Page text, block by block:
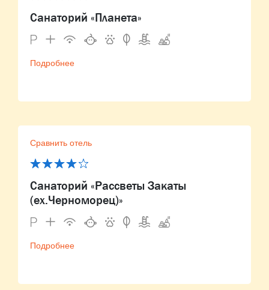
Санаторий «Планета»
Подробнее
Сравнить отель
Санаторий «Рассветы Закаты
(ex.Черноморец)»
Подробнее